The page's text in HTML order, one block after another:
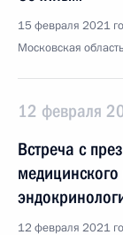
15 февраля 2021
Московская
12 февраля
Встреча с
медицинского
12 февраля 2021